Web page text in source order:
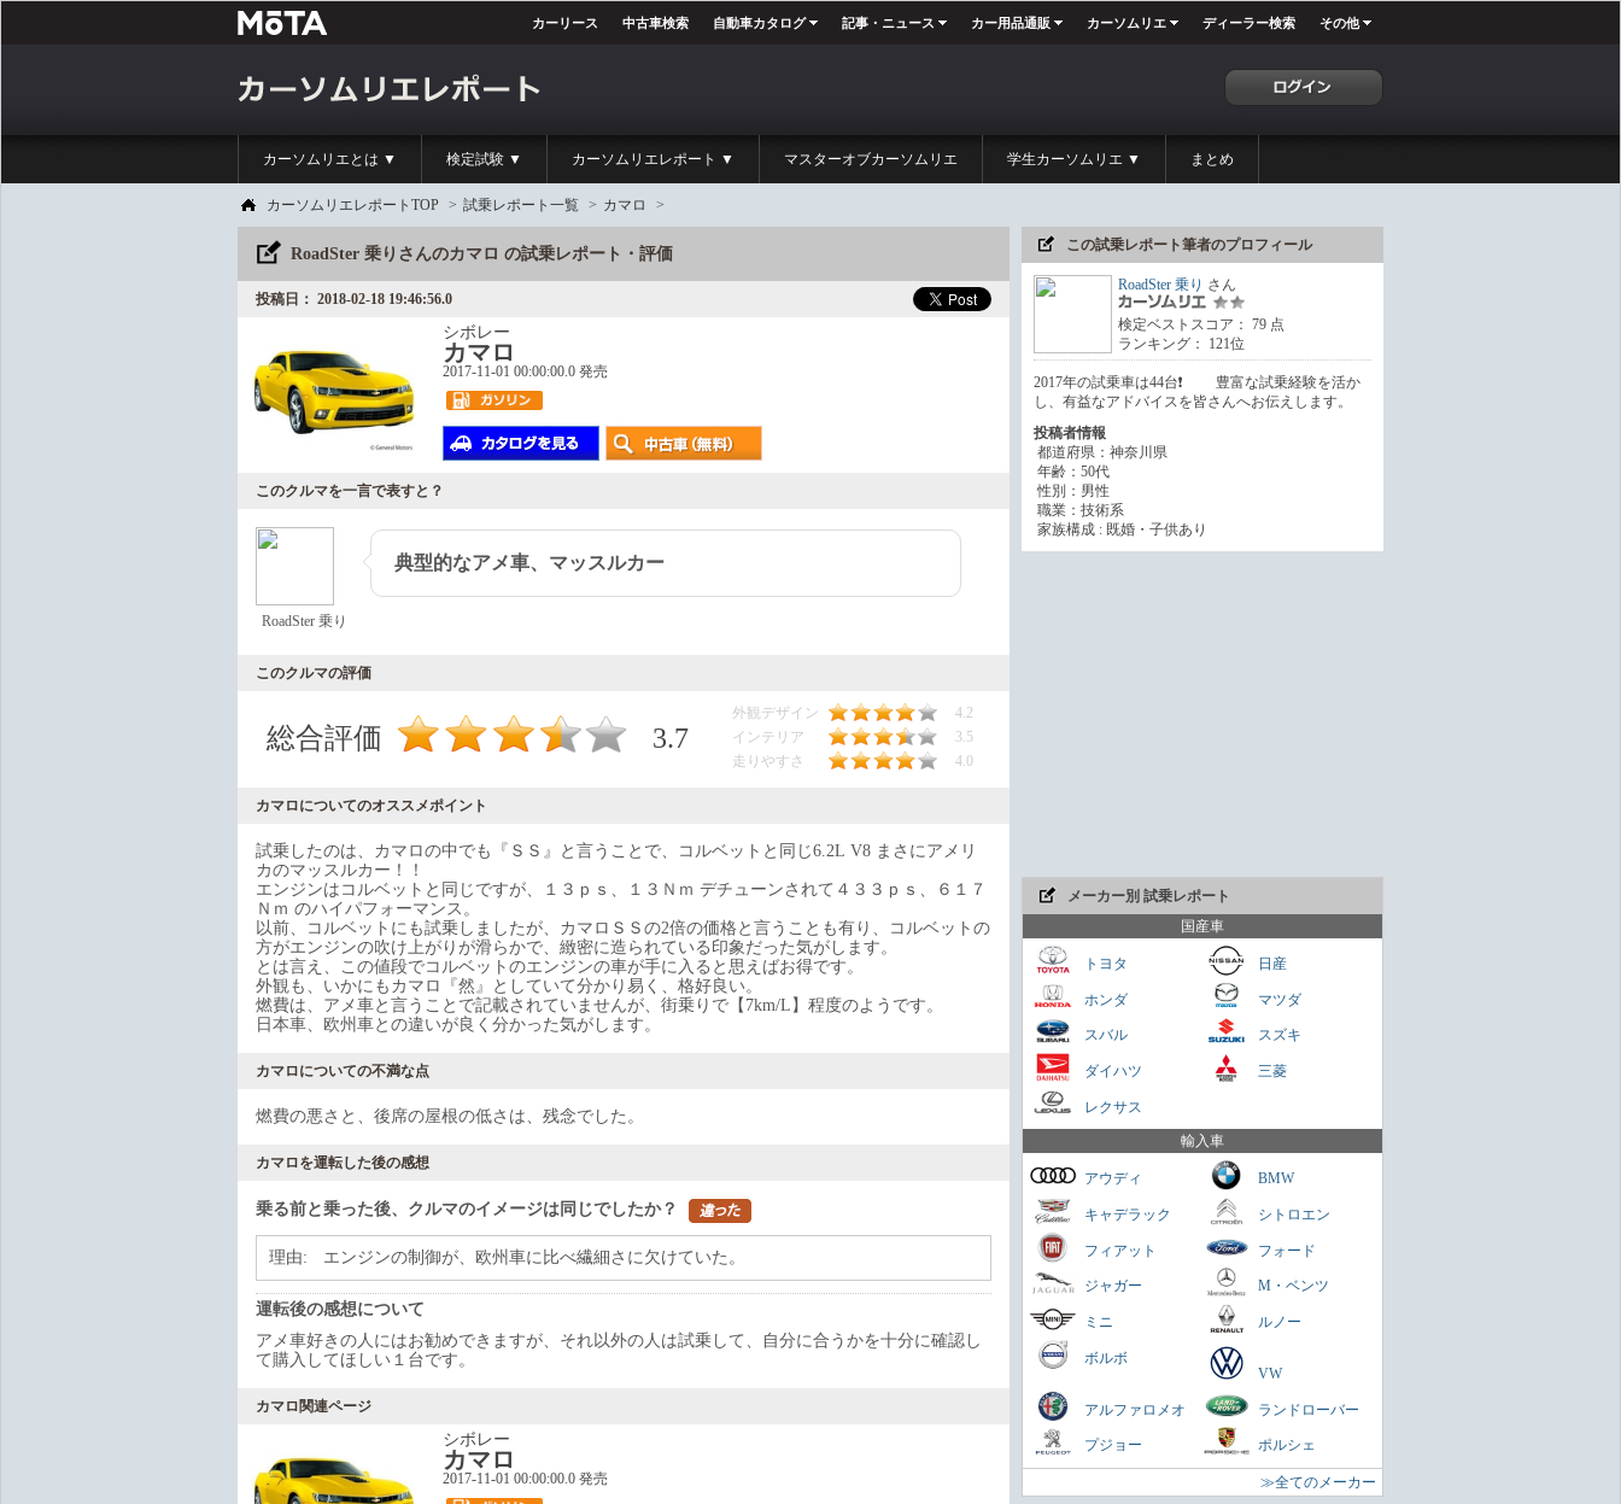
カーリース 中古車検索 自動車カタログ 記事・ニュース カー用品通販 カーソムリエ ディーラー検索 その他
カーソムリエとは ▼ 検定試験 ▼ カーソムリエレポート ▼ マスターオブカーソムリエ 学生カーソムリエ ▼ まとめ
カーソムリエレポートTOP > 試乗レポート一覧 > カマロ >
RoadSter 乗りさんのカマロ の試乗レポート・評価
投稿日： 2018-02-18 19:46:56.0
シボレー
カマロ
2017-11-01 00:00:00.0 発売
このクルマを一言で表すと？
RoadSter 乗り
典型的なアメ車、マッスルカー
このクルマの評価
総合評価 3.7
外観デザイン
4.2
インテリア
3.5
走りやすさ
4.0
カマロについてのオススメポイント
試乗したのは、カマロの中でも『ＳＳ』と言うことで、コルベットと同じ6.2L V8 まさにアメリ
カのマッスルカー！！
エンジンはコルベットと同じですが、１３ｐｓ、１３Ｎｍ デチューンされて４３３ｐｓ、６１７
Ｎｍ のハイパフォーマンス。
以前、コルベットにも試乗しましたが、カマロＳＳの2倍の価格と言うことも有り、コルベットの
方がエンジンの吹け上がりが滑らかで、緻密に造られている印象だった気がします。
とは言え、この値段でコルベットのエンジンの車が手に入ると思えばお得です。
外観も、いかにもカマロ『然』としていて分かり易く、格好良い。
燃費は、アメ車と言うことで記載されていませんが、街乗りで【7km/L】程度のようです。
日本車、欧州車との違いが良く分かった気がします。
カマロについての不満な点
燃費の悪さと、後席の屋根の低さは、残念でした。
カマロを運転した後の感想
乗る前と乗った後、クルマのイメージは同じでしたか？
理由: エンジンの制御が、欧州車に比べ繊細さに欠けていた。
運転後の感想について
アメ車好きの人にはお勧めできますが、それ以外の人は試乗して、自分に合うかを十分に確認し
て購入してほしい１台です。
カマロ関連ページ
シボレー
カマロ
2017-11-01 00:00:00.0 発売
この試乗レポート筆者のプロフィール
RoadSter 乗り さん
検定ベストスコア： 79 点
ランキング： 121位
2017年の試乗車は44台❗️ 豊富な試乗経験を活か
し、有益なアドバイスを皆さんへお伝えします。
投稿者情報
都道府県：神奈川県
年齢：50代
性別：男性
職業：技術系
家族構成 : 既婚・子供あり
メーカー別 試乗レポート
国産車
トヨタ 日産
ホンダ マツダ
スバル スズキ
ダイハツ 三菱
レクサス
輸入車
アウディ BMW
キャデラック シトロエン
フィアット フォード
ジャガー M・ベンツ
ミニ ルノー
ボルボ
VW
アルファロメオ ランドローバー
プジョー ポルシェ
≫全てのメーカー
今や貴重なセダンだが800万円は高いかも
さくらもち
家族を乗せられる男のロマン
コンパクトスペシャリティーSUV
まさに陸の巡洋艦
zn
ちょうどいいSUV
ヴェゼル